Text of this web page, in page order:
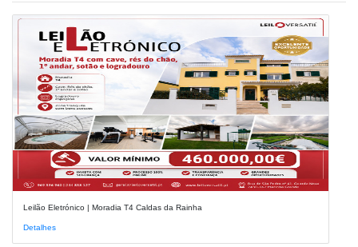
Leilão Eletrónico | Moradia T4 Caldas da Rainha
Detalhes